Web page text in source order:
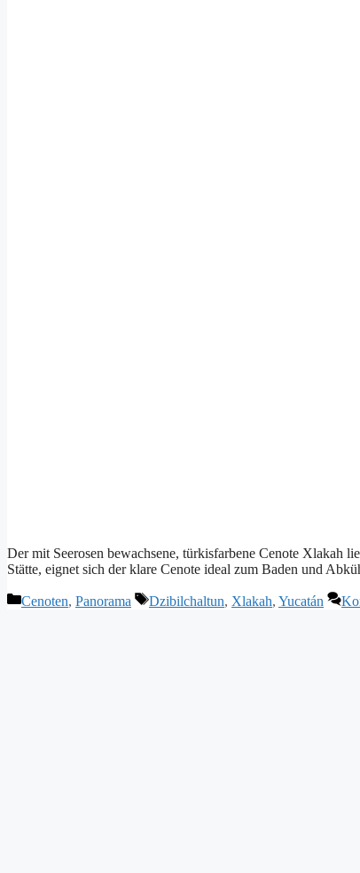
Der mit Seerosen bewachsene, türkisfarbene Cenote Xlakah
Stätte, eignet sich der klare Cenote ideal zum Baden und
Kategorien
Cenoten, Panorama Schlagwörter
Dzibilchaltun, Xlakah, Yucatán